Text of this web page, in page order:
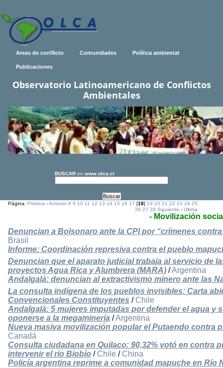
Areas de conflicto Comunidades Política ambiental
Publicaciones
Observatorio Latinoamericano de Conflictos
Ambientales
BUSCAR en www.olca.cl
Página:Primera -Anterior 8 9 10 11 12 13 14 15 16 17 [18]19 20 21 22 23 24 25
26 27 28 Siguiente -Ultima
- Movilización
Denuncian a Bolsonaro ante la CPI por “crímenes
Brasil
Informe: Coordinación represiva contra el pueblo
Denuncian que el aparato judicial trabaja al servicio de
proyectos Agua Rica y Alumbrera (MARA) /Argentina
Andalgalá: denuncian al extractivismo minero ante las
La consulta indígena de los pueblos invisibles: Carta
Convencionales Constituyentes / Chile
Andalgalá: 5 mujeres imputadas por defender el agua y
oponerse a la megaminería /Argentina
Nueva masiva movilización popular el Putaendo contra
Canadá
Consulta ciudadana en Quilaco: 90,32% votó en contra
intervenir el río Biobío / Chile / China
Policía argentina reprime a comunidad mapuche en Río